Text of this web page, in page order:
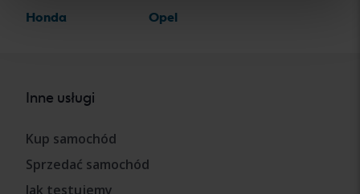
Honda
Opel
Inne usługi
Kup samochód
Sprzedać samochód
Jak testujemy